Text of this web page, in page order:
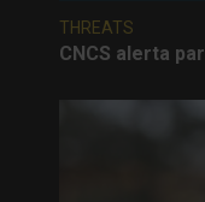
THREATS
CNCS alerta